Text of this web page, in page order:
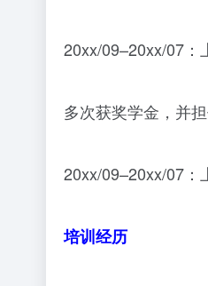
20xx/09–20xx/07：
多次获奖学金，并
20xx/09–20xx/07：
培训经历